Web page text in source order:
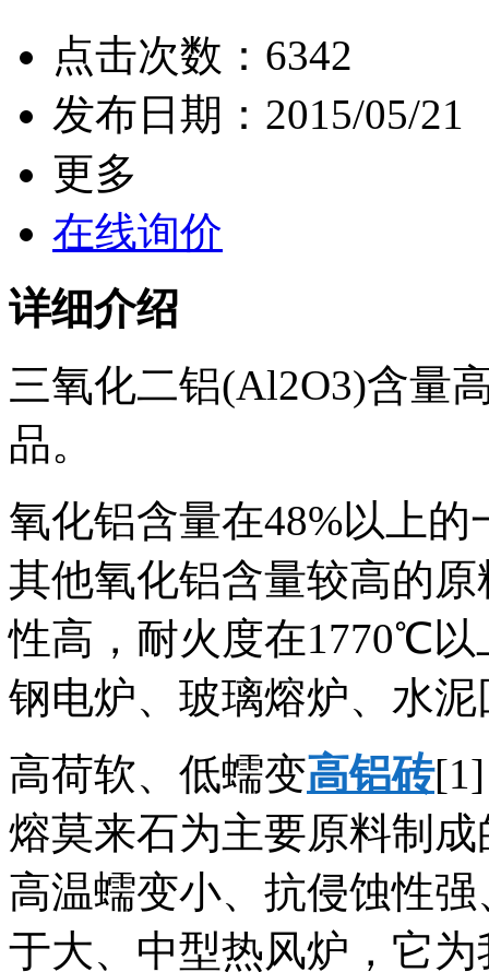
点击次数： 6342
发布日期： 2015/05/21
更多
在线询价
详细介绍
三氧化二铝(Al2O3)含量
品。
氧化铝含量在48%以上
其他氧化铝含量较高的
性高，耐火度在1770℃
钢电炉、玻璃熔炉、水
高荷软、低蠕变高铝砖
熔莫来石为主要原料制
高温蠕变小、抗侵蚀性
于大、中型热风炉，它